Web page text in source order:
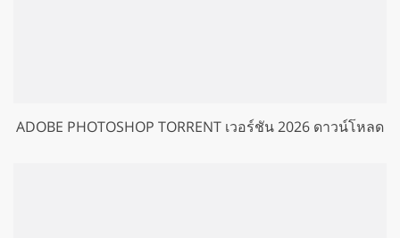
ADOBE PHOTOSHOP TORRENT เวอร์ชัน 2026 ดาวน์โหลด